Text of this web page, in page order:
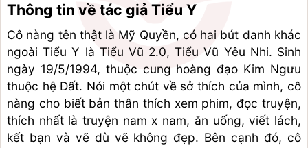
Thông tin về tác giả Tiểu Y
Cô nàng tên thật là Mỹ Quyền, có hai bút danh khác
ngoài Tiểu Y là Tiểu Vũ 2.0, Tiểu Vũ Yêu Nhi. Sinh
ngày 19/5/1994, thuộc cung hoàng đạo Kim Ngưu
thuộc hệ Đất. Nói một chút về sở thích của mình, cô
nàng cho biết bản thân thích xem phim, đọc truyện,
thích nhất là truyện nam x nam, ăn uống, viết lách,
kết bạn và vẽ dù vẽ không đẹp. Bên cạnh đó, cô